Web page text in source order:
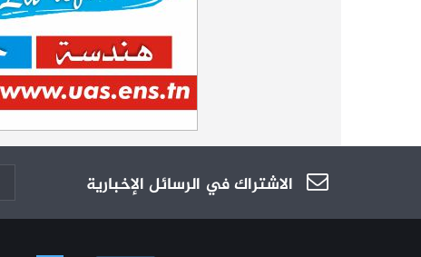
الاشتراك في الرسائل الإخبارية